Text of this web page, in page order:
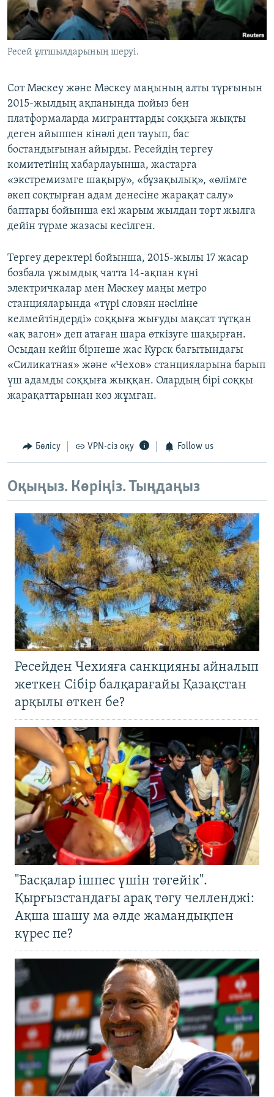
ЖАЗЫЛЫҢЫЗ
Ресей ұлтшылдарының шеруі.
Сот Мәскеу және Мәскеу маңының алты тұрғынын
2015-жылдың ақпанында пойыз бен
платформаларда мигранттарды соққыға жықты
деген айыппен кінәлі деп тауып, бас
бостандығынан айырды. Ресейдің тергеу
комитетінің хабарлауынша, жастарға
«экстремизмге шақыру», «бұзақылық», «өлімге
әкеп соқтырған адам денесіне жарақат салу»
баптары бойынша екі жарым жылдан төрт жылға
дейін түрме жазасы кесілген.
Тергеу деректері бойынша, 2015-жылы 17 жасар
бозбала ұжымдық чатта 14-ақпан күні
электричкалар мен Мәскеу маңы метро
станцияларында «түрі словян нәсіліне
келмейтіндерді» соққыға жығуды мақсат тұтқан
«ақ вагон» деп атаған шара өткізуге шақырған.
Осыдан кейін бірнеше жас Курск бағытындағы
«Силикатная» және «Чехов» станцияларына барып
үш адамды соққыға жыққан. Олардың бірі соққы
жарақаттарынан көз жұмған.
Бөлісу VPN-сіз оқу Follow us
Оқыңыз. Көріңіз. Тыңдаңыз
Ресейден Чехияға санкцияны айналып
жеткен Сібір балқарағайы Қазақстан
арқылы өткен бе?
"Басқалар ішпес үшін төгейік".
Қырғызстандағы арақ төгу челленджі:
Ақша шашу ма әлде жамандықпен
күрес пе?